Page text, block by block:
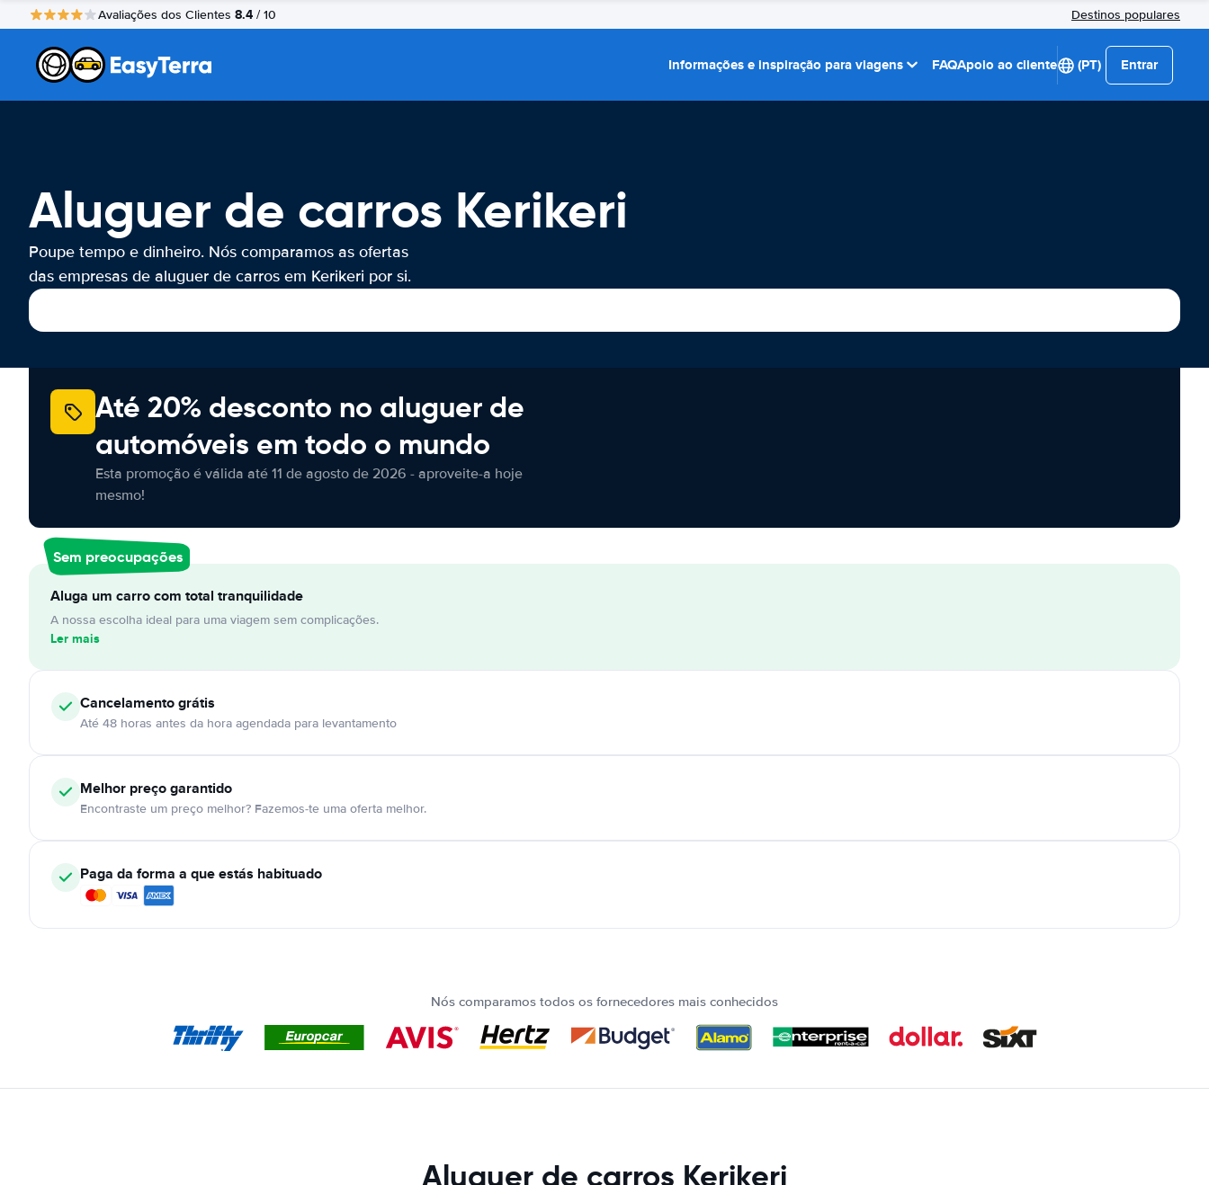
Avaliações dos Clientes 8.4 / 10 Destinos populares
Informações e inspiração para viagens FAQApoio ao cliente (PT) Entrar
Aluguer de carros Kerikeri
Poupe tempo e dinheiro. Nós comparamos as ofertas
das empresas de aluguer de carros em Kerikeri por si.
Até 20% desconto no aluguer de
automóveis em todo o mundo
Esta promoção é válida até 11 de agosto de 2026 - aproveite-a hoje
mesmo!
Sem preocupações
Aluga um carro com total tranquilidade
A nossa escolha ideal para uma viagem sem complicações.
Ler mais
Cancelamentográtis
Até 48 horas antes da hora agendada para levantamento
Melhor preço garantido
Encontraste um preço melhor? Fazemos-te uma oferta melhor.
Paga da forma a que estás habituado
Nós comparamos todos os fornecedores mais conhecidos
Aluguer de carros Kerikeri